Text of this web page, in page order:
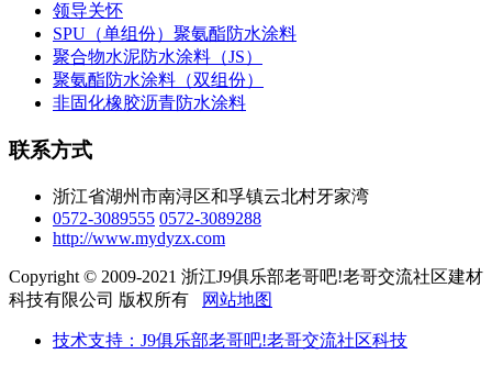
领导关怀
SPU（单组份）聚氨酯防水涂料
聚合物水泥防水涂料（JS）
聚氨酯防水涂料（双组份）
非固化橡胶沥青防水涂料
联系方式
浙江省湖州市南浔区和孚镇云北村牙家湾
0572-3089555 0572-3089288
http://www.mydyzx.com
Copyright © 2009-2021 浙江J9俱乐部老哥吧!老哥交流社区建材
科技有限公司 版权所有
网站地图
技术支持：J9俱乐部老哥吧!老哥交流社区科技